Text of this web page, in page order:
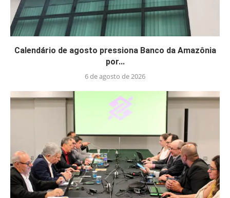
Calendário de agosto pressiona Banco da Amazônia
por...
6 de agosto de 2026